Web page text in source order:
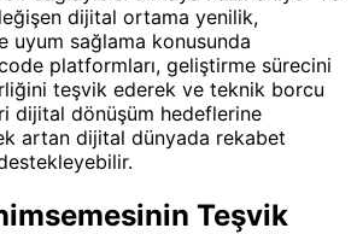
dijital ortama yenilik,
uyum sağlama konusunda
platformları, geliştirme sürecini
teşvik ederek ve teknik borcu
dijital dönüşüm hedeflerine
artan dijital dünyada rekabet
Teşvik